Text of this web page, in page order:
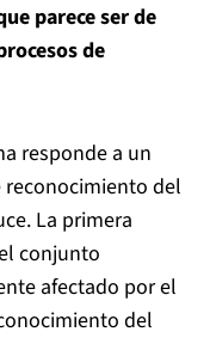
parece ser de
de
responde a un
del
La primera
conjunto
afectado por el
del